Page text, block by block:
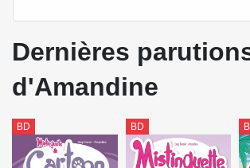
Dernières
d'Amandine
BD BD